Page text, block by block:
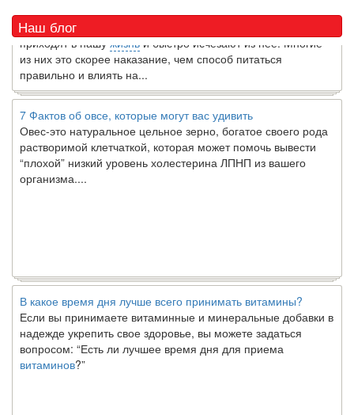
Наш блог
Какдиетолог, я вижу, что многие причудливые диеты
приходят в нашужизньи быстро исчезают из нее. Многие
из них это скорее наказание, чем способ питаться
правильно и влиять на...
7 Фактов об овсе, которые могут вас удивить
Овес-это натуральное цельное зерно, богатое своего рода
растворимой клетчаткой, которая может помочь вывести
“плохой” низкий уровень холестерина ЛПНП из вашего
организма....
В какое время дня лучше всего принимать витамины?
Если вы принимаете витаминные и минеральные добавки в
надежде укрепить свое здоровье, вы можете задаться
вопросом: “Есть ли лучшее время дня для приема
витаминов ?”